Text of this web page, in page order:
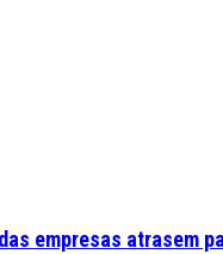
empresas atrasem